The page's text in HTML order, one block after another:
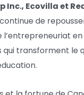
Inc., Ecovilla et
de
l’entrepreneuriat
qui transforment le